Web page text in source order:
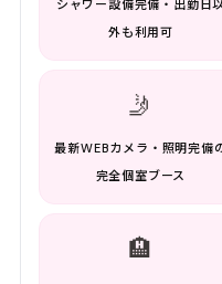
シャワー設備完備・出勤日以
外も利用可
🤳
最新WEBカメラ・照明完備
完全個室ブース
🏨